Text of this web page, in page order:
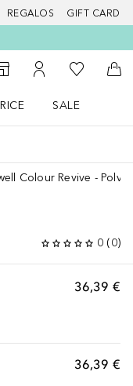
REGALOS GIFT CARD
Al Storefinder
Mi cuenta
Mi lista de
A
SALE
Colour Revive -
0 (0)
36,39 €
36,39 €